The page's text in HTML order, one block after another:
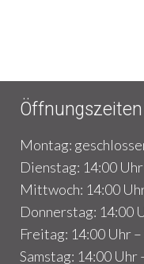
Öffnungszeiten
Montag:
Dienstag: 14:00
Mittwoch: 14:00
Donnerstag: 14:00
Freitag: 14:00 Uhr
Samstag: 14:00 Uhr